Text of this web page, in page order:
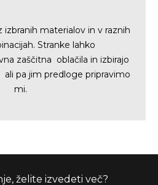
izbranih materialov in v raznih
Stranke lahko
zaščitna oblačila in izbirajo
ali pa jim predloge pripravimo
mi.
želite izvedeti več?